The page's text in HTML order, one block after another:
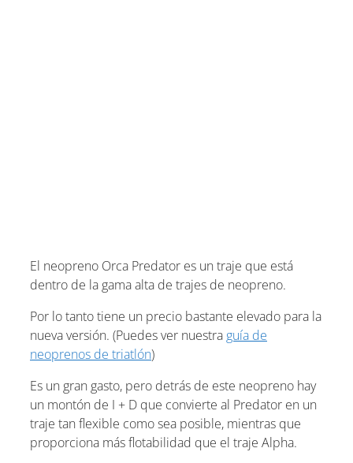
El neopreno Orca Predator es un traje que está
dentro de la gama alta de trajes de neopreno.
Por lo tanto tiene un precio bastante elevado para la
nueva versión. (Puedes ver nuestra guía de
neoprenos de triatlón)
Es un gran gasto, pero detrás de este neopreno hay
un montón de I + D que convierte al Predator en un
traje tan flexible como sea posible, mientras que
proporciona más flotabilidad que el traje Alpha.